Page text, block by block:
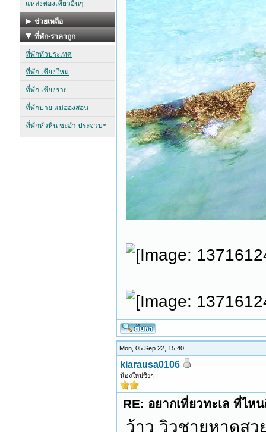
Mon, 05 Sep 22, 15:40
kiarausa0106
น้องใหม่ซิงๆ
RE: อยากเที่ยวทะเล ที่ไห
ว้าว วิวชายหาดสว